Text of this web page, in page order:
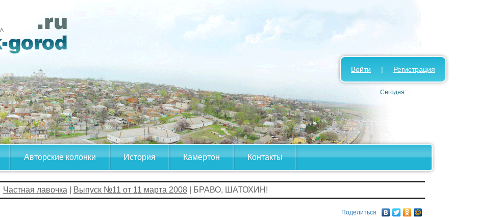
Авторские колонки История Камертон Контакты
Войти | Регистрация
Сегодня:
Частная лавочка Выпуск №11 от 11 марта 2008| БРАВО, ШАТОХИН!
Поделиться